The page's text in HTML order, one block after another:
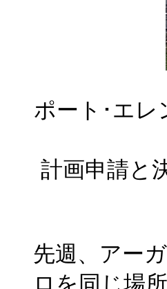
ポート･エレ
計画申請と
先週、アー
ロを同じ場